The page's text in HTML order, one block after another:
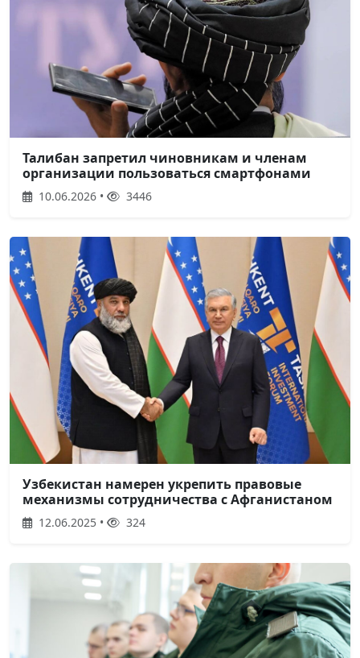
Талибан запретил чиновникам и членам
организации пользоваться смартфонами
10.06.2026 • 3446
Узбекистан намерен укрепить правовые
механизмы сотрудничества с Афганистаном
12.06.2025 • 324